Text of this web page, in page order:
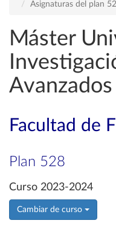
Asignaturas del plan
Máster
Facultad de
Plan 528
Curso 2023-2024
Cambiar de curso